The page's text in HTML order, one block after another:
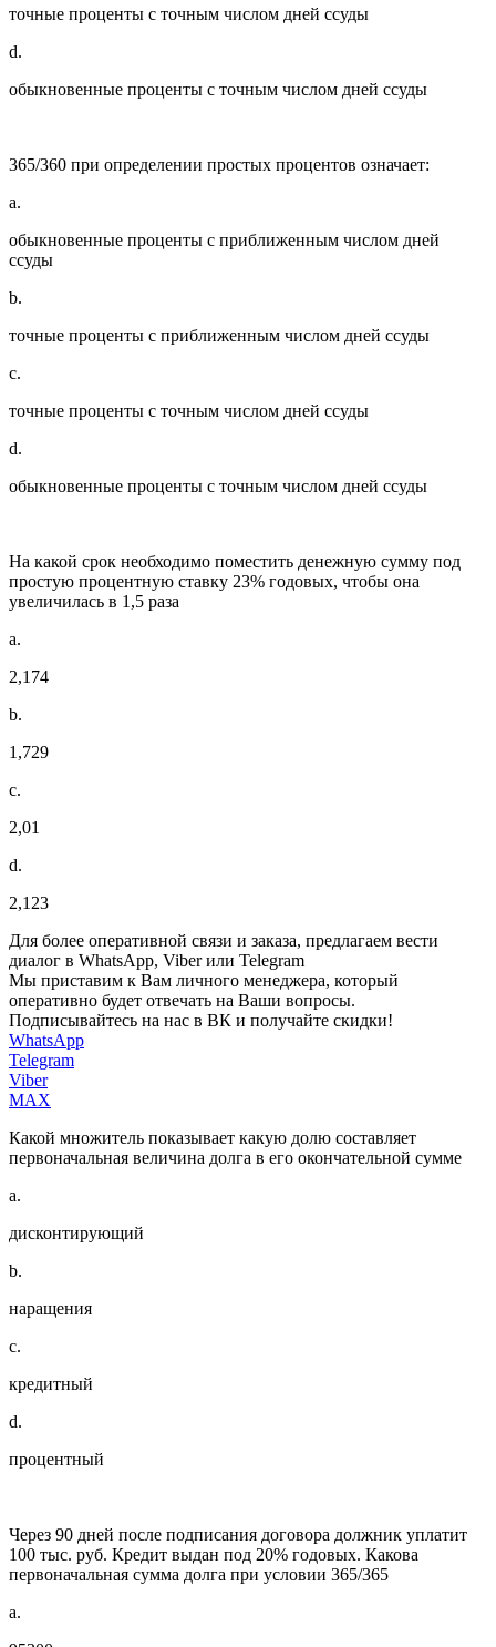
точные проценты с точным числом дней ссуды
d.
обыкновенные проценты с точным числом дней ссуды
365/360 при определении простых процентов означает:
a.
обыкновенные проценты с приближенным числом дней
ссуды
b.
точные проценты с приближенным числом дней ссуды
c.
точные проценты с точным числом дней ссуды
d.
обыкновенные проценты с точным числом дней ссуды
На какой срок необходимо поместить денежную сумму под
простую процентную ставку 23% годовых, чтобы она
увеличилась в 1,5 раза
a.
2,174
b.
1,729
c.
2,01
d.
2,123
Для более оперативной связи и заказа, предлагаем вести
диалог в WhatsApp, Viber или Telegram
Мы приставим к Вам личного менеджера, который
оперативно будет отвечать на Ваши вопросы.
Подписывайтесь на нас в ВК и получайте скидки!
WhatsApp
Telegram
Viber
MAX
Какой множитель показывает какую долю составляет
первоначальная величина долга в его окончательной сумме
a.
дисконтирующий
b.
наращения
c.
кредитный
d.
процентный
Через 90 дней после подписания договора должник уплатит
100 тыс. руб. Кредит выдан под 20% годовых. Какова
первоначальная сумма долга при условии 365/365
a.